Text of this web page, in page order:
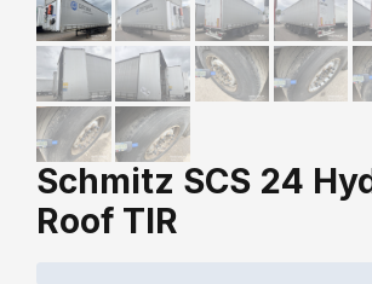
Schmitz SCS 24
Roof TIR